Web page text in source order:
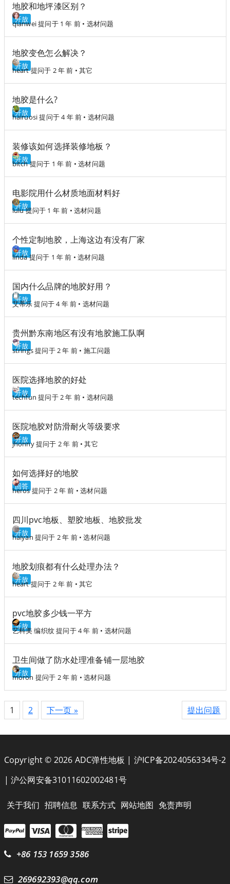
地胶和地坪漆区别？
开放
qianwei提问于 1 年 前• 选材问题
地胶变色怎么解决？
开放
heart提问于 2 年 前 •其它
地胶是什么?
开放
hairuosi提问于 4 年 前 • 选材问题
装修该如何选择装修地板？
开放
bitch提问于 1 年 前 •选材问题
电影院用什么材质地面材料好
开放
lulu提问于 1 年 前 • 选材问题
个性定制地胶，上海这边有没有厂家
开放
linda提问于 1 年 前 •选材问题
国内什么品牌的地胶好用？
开放
艾蒂乐提问于 4 年 前 • 选材问题
贵州黔东南地区有没有地胶施工队啊
开放
strings提问于 2 年 前• 施工问题
医院选择地胶的好处
开放
techfun 提问于 2 年 前• 选材问题
医院地胶对防滑耐火等级要求
开放
jhonny提问于 2 年 前•其它
如何选择好的地胶
回答
heros提问于 2 年 前 •选材问题
四川pvc地板、塑胶地板、地胶批发
开放
haiyan 提问于 2 年 前•选材问题
地胶划痕都有什么处理办法？
开放
heart提问于 2 年 前 •其它
pvc地胶多少钱一平方
开放
艺科美 编织纹提问于 4 年 前• 选材问题
卫生间做了防水处理准备铺一层地胶
开放
moron 提问于 2 年 前 •选材问题
1 2 下一页 » 提出问题
Copyright © 2026 ADC弹性地板 | 沪ICP备2024056334号-2
| 沪公网安备31011602002481号
关于我们 招聘信息 联系方式 网站地图 免责声明
+86 153 1659 3586
269692393@qq.com